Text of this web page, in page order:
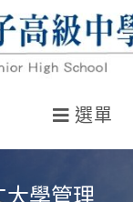
選單
學管理